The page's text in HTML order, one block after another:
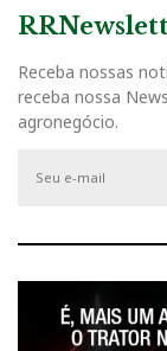
Receba nossas
receba nossa
agronegócio.